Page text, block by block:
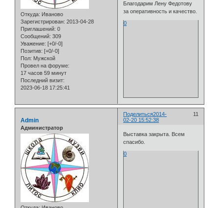
Откуда: Иваново
Зарегистрирован: 2013-04-28
Приглашений: 0
Сообщений: 309
Уважение: [+0/-0]
Позитив: [+0/-0]
Пол: Мужской
Провел на форуме:
17 часов 59 минут
Последний визит:
2023-06-18 17:25:41
Благодарим Лену Федотову
за оперативность и качество.
0
Поделиться 11
2014-
02-20 15:52:38
Admin
Администратор
Выставка закрыта. Всем
спасибо.
0